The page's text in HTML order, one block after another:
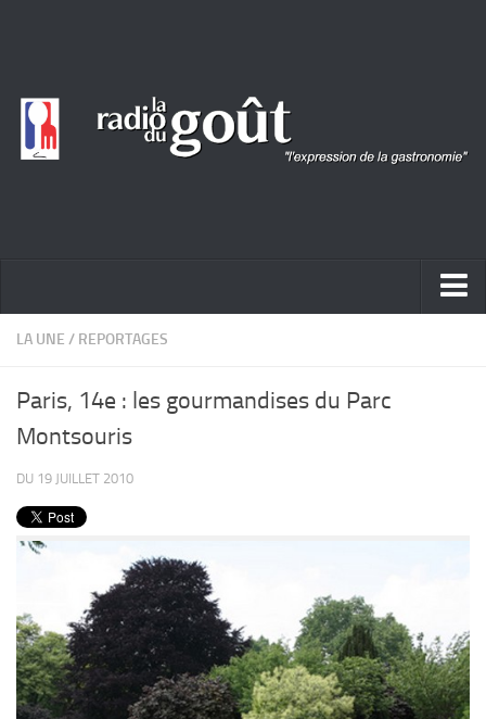
ACTUALITÉ
PORTRAITS
Plats
Desserts
Sauces
LA UNE / REPORTAGES
Paris, 14e : les gourmandises du Parc
Montsouris
DU 19 JUILLET 2010